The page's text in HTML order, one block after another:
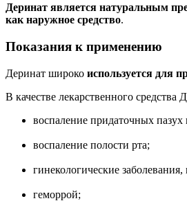
Деринат является натуральным
как наружное средство.
Показания к применению
Деринат широко используется для
В качестве лекарственного
воспаление придаточных пазух
воспаление полости рта;
гинекологические
геморрой;